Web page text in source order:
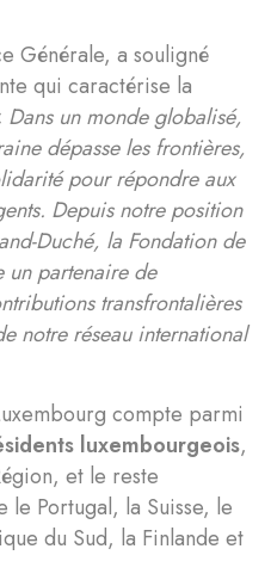
Générale, a souligné
qui caractérise la
Dans un monde globalisé,
dépasse les frontières,
pour répondre aux
Depuis notre position
Duché, la Fondation de
un partenaire de
transfrontalières
notre réseau international
compte parmi
luxembourgeois,
et le reste
le Portugal, la Suisse, le
du Sud, la Finlande et